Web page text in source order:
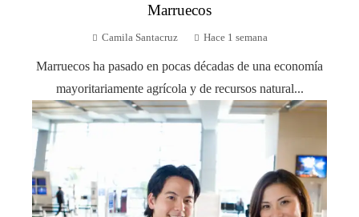
Marruecos
Camila Santacruz Hace 1 semana
Marruecos ha pasado en pocas décadas de una economía
mayoritariamente agrícola y de recursos natural...